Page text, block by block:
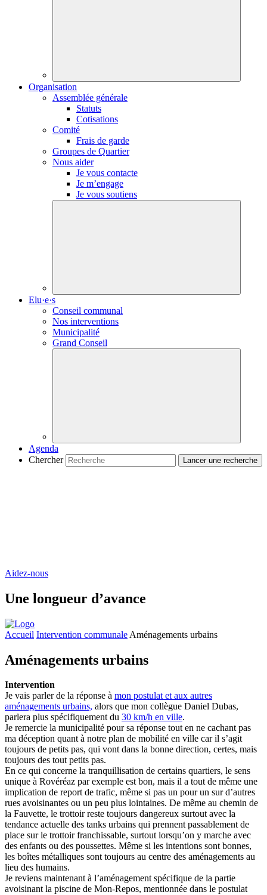
Organisation
Assemblée générale
Statuts
Cotisations
Comité
Frais de garde
Groupes de Quartier
Nous aider
Je vous contacte
Je m’engage
Je vous soutiens
Elu·e·s
Conseil communal
Nos interventions
Municipalité
Grand Conseil
Agenda
Chercher
Aidez-nous
Une longueur d’avance
Accueil Intervention communale Aménagements urbains
Aménagements urbains
Intervention
Je vais parler de la réponse à mon postulat et aux autres
aménagements urbains, alors que mon collègue Daniel Dubas,
parlera plus spécifiquement du 30 km/h en ville.
Je remercie la municipalité pour sa réponse tout en ne cachant pas
ma déception quant à notre plan de mobilité en ville car il s’agit
toujours de petits pas, qui vont dans la bonne direction, certes, mais
toujours des tout petits pas.
En ce qui concerne la tranquillisation de certains quartiers, le sens
unique à Rovéréaz par exemple est bon, mais il a tout de même une
implication de report de trafic, même si pas un pour un sur d’autres
rues avoisinantes ou un peu plus lointaines. De même au chemin de
la Fauvette, le trottoir reste toujours dangereux surtout avec la
tendance actuelle des tanks urbains qui prennent passablement de
place sur le trottoir franchissable, surtout lorsqu’on y marche avec
des enfants ou des poussettes. Même si les intentions sont bonnes,
les boîtes métalliques sont toujours au centre des aménagements au
lieu des humains.
Je reviens maintenant à l’aménagement spécifique de la partie
avoisinant la piscine de Mon-Repos, mentionnée dans le postulat